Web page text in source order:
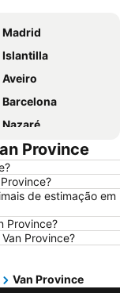
Madrid
Islantilla
Aveiro
Canela
Nova de Milfontes
Vigo
de Portugal
Andaluzia
Province
de estimação em
Province?
Province?
Van Province